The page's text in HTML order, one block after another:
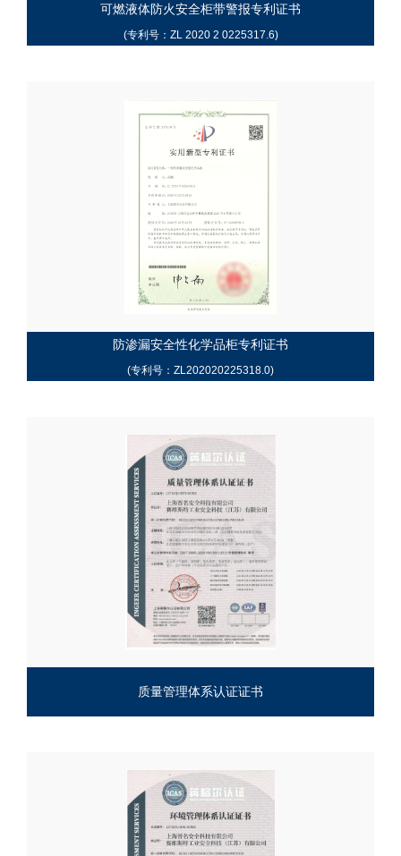
可燃液体防火安全柜带警报专利证书
(专利号：ZL 2020 2 0225317.6)
防渗漏安全性化学品柜专利证书
(专利号：ZL202020225318.0)
质量管理体系认证证书